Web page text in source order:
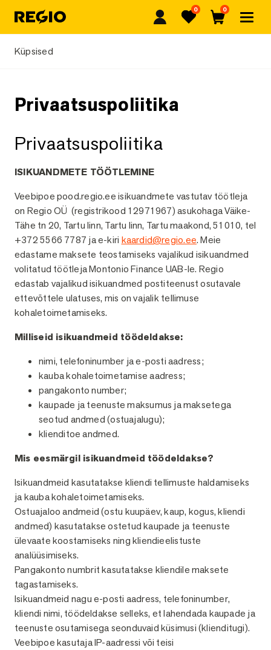
Regio Lemmikud
0
Ostukorv
0
Privaatsuspoliitika
Privaatsuspoliitika
ISIKUANDMETE TÖÖTLEMINE
Veebipoe pood.regio.ee isikuandmete vastutav töötleja
on Regio OÜ (registrikood 12971967) asukohaga Väike-
Tähe tn 20, Tartu linn, Tartu linn, Tartu maakond, 51010, tel
+372 5566 7787 ja e-kiri kaardid@regio.ee. Meie
edastame maksete teostamiseks vajalikud isikuandmed
volitatud töötleja Montonio Finance UAB-le. Regio
edastab vajalikud isikuandmed postiteenust osutavale
ettevõttele ulatuses, mis on vajalik tellimuse
kohaletoimetamiseks.
Milliseid isikuandmeid töödeldakse:
nimi, telefoninumber ja e-posti aadress;
kauba kohaletoimetamise aadress;
pangakonto number;
kaupade ja teenuste maksumus ja maksetega
seotud andmed (ostuajalugu);
klienditoe andmed.
Mis eesmärgil isikuandmeid töödeldakse?
Isikuandmeid kasutatakse kliendi tellimuste haldamiseks
ja kauba kohaletoimetamiseks.
Ostuajaloo andmeid (ostu kuupäev, kaup, kogus, kliendi
andmed) kasutatakse ostetud kaupade ja teenuste
ülevaate koostamiseks ning kliendieelistuste
analüüsimiseks.
Pangakonto numbrit kasutatakse kliendile maksete
tagastamiseks.
Isikuandmeid nagu e-posti aadress, telefoninumber,
kliendi nimi, töödeldakse selleks, et lahendada kaupade ja
teenuste osutamisega seonduvaid küsimusi (klienditugi).
Veebipoe kasutaja IP-aadressi või teisi
Küpsised